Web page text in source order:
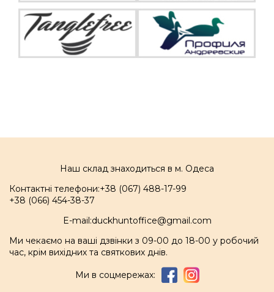
Наш склад знаходиться в м. Одеса
Контактні телефони:+38 (067) 488-17-99
+38 (066) 454-38-37
E-mail:duckhuntoffice@gmail.com
Ми чекаємо на ваші дзвінки з 09-00 до 18-00 у робочий
час, крім вихідних та святкових днів.
Ми в соцмережах: